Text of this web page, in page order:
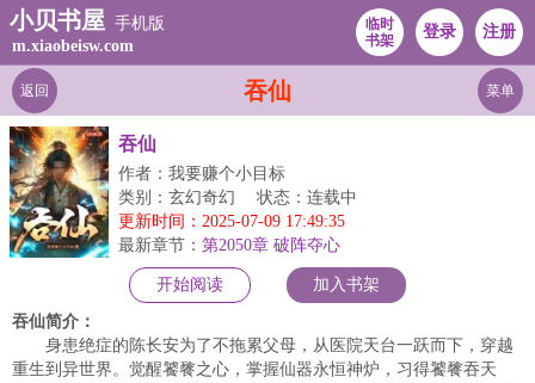
小贝书屋 手机版
m.xiaobeisw.com
临时
书架
登录 注册
吞仙
返回 菜单
吞仙
作者：我要赚个小目标
类别：玄幻奇幻
状态：连载中
更新时间：2025-07-09 17:49:35
最新章节： 第2050章 破阵夺心
开始阅读 加入书架
吞仙简介：
身患绝症的陈长安为了不拖累父母，从医院天台一跃而下，穿越
重生到异世界。觉醒饕餮之心，掌握仙器永恒神炉，习得饕餮吞天